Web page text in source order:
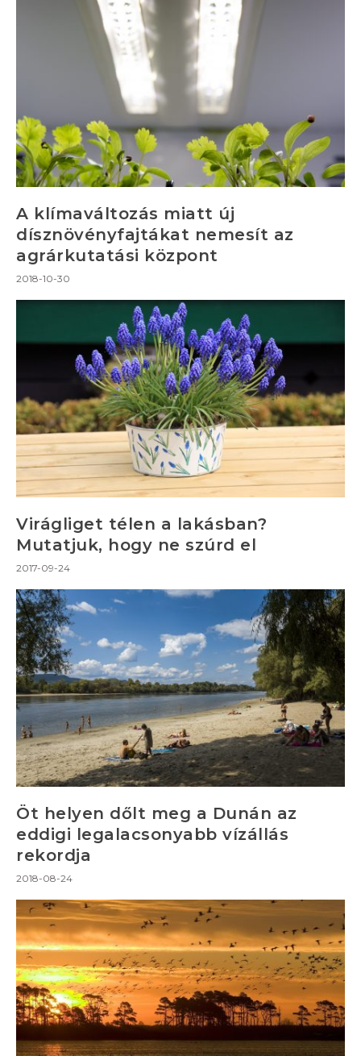
A klímaváltozás miatt új
dísznövényfajtákat nemesít az
agrárkutatási központ
2018-10-30
Virágliget télen a lakásban?
Mutatjuk, hogy ne szúrd el
2017-09-24
Öt helyen dőlt meg a Dunán az
eddigi legalacsonyabb vízállás
rekordja
2018-08-24